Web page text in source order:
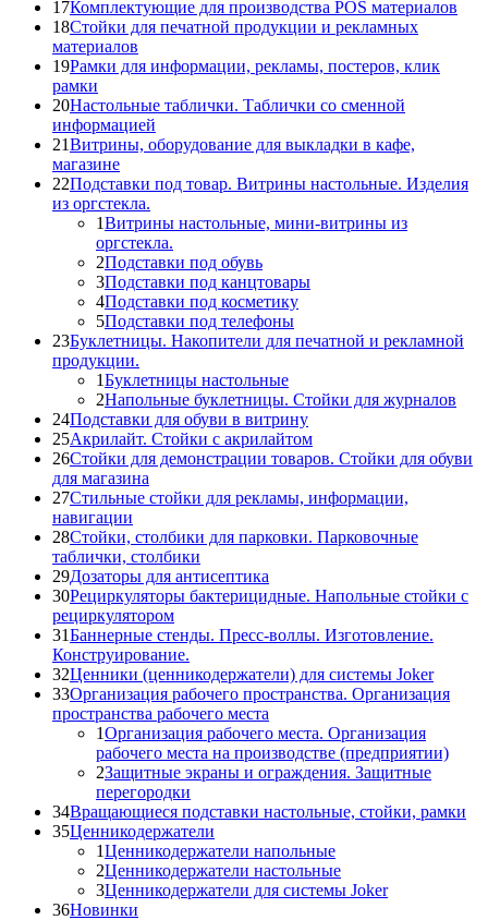
17Комплектующие для производства POS материалов
18Стойки для печатной продукции и рекламных
материалов
19Рамки для информации, рекламы, постеров, клик
рамки
20Настольные таблички. Таблички со сменной
информацией
21Витрины, оборудование для выкладки в кафе,
магазине
22Подставки под товар. Витрины настольные. Изделия
из оргстекла.
1Витрины настольные, мини-витрины из
оргстекла.
2Подставки под обувь
3Подставки под канцтовары
4Подставки под косметику
5Подставки под телефоны
23Буклетницы. Накопители для печатной и рекламной
продукции.
1Буклетницы настольные
2Напольные буклетницы. Стойки для журналов
24Подставки для обуви в витрину
25Акрилайт. Стойки с акрилайтом
26Стойки для демонстрации товаров. Стойки для обуви
для магазина
27Стильные стойки для рекламы, информации,
навигации
28Стойки, столбики для парковки. Парковочные
таблички, столбики
29Дозаторы для антисептика
30Рециркуляторы бактерицидные. Напольные стойки с
рециркулятором
31Баннерные стенды. Пресс-воллы. Изготовление.
Конструирование.
32Ценники (ценникодержатели) для системы Joker
33Организация рабочего пространства. Организация
пространства рабочего места
1Организация рабочего места. Организация
рабочего места на производстве (предприятии)
2Защитные экраны и ограждения. Защитные
перегородки
34Вращающиеся подставки настольные, стойки, рамки
35Ценникодержатели
1Ценникодержатели напольные
2Ценникодержатели настольные
3Ценникодержатели для системы Joker
36Новинки